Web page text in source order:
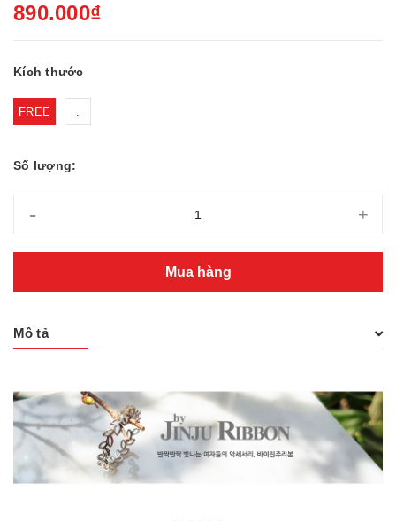
890.000₫
Kích thước
FREE .
Số lượng:
- +
Mua hàng
Mô tả